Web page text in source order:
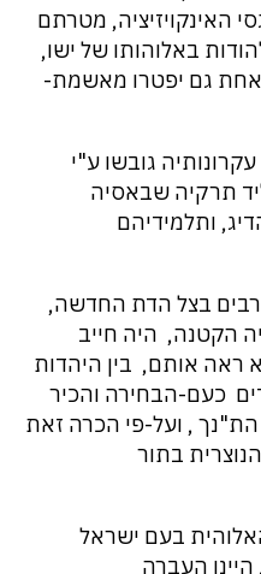
האינקויזיציה, מטרתם
באלוהותו של ישו,
גם יפטרו מאשמת-
גובשו ע"י
תרקיה שבאסיה
ותלמידיהם
בצל הדת החדשה,
הקטנה, היה חייב
ראה אותם, בין היהדות
כעם-הבחירה והכיר
, ועל-פי הכרה זאת
בתור
בעם ישראל
העברה